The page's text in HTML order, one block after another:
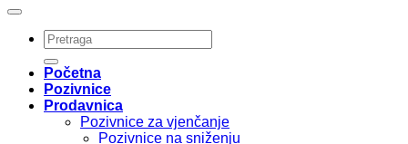
Pretraži:
Početna
Pozivnice
Prodavnica
Pozivnice za vjenčanje
Pozivnice na sniženju